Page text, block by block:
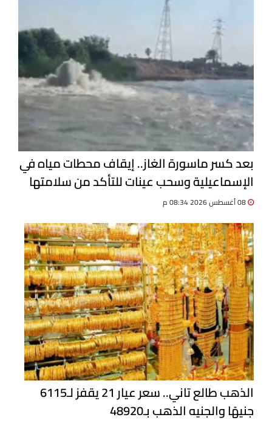
بعد كسر ماسورة الغاز.. إيقاف محطات مياه في
الإسماعيلية وسحب عينات للتأكد من سلامتها
الذهب طالع تاني.. سعر عيار 21 يقفز لـ6115
جنيهًا والجنيه الذهب بـ48920